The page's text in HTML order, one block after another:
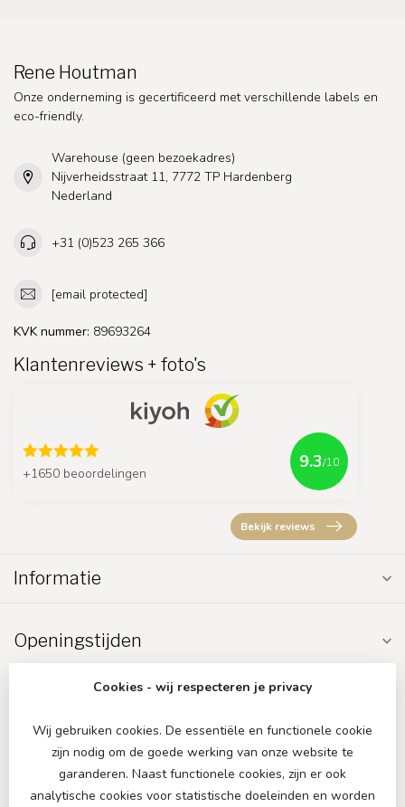
Rene Houtman
Onze onderneming is gecertificeerd met verschillende labels en
eco-friendly.
Warehouse (geen bezoekadres)
Nijverheidsstraat 11, 7772 TP Hardenberg
Nederland
+31 (0)523 265 366
[email protected]
KVK nummer: 89693264
Klantenreviews + foto's
+1650 beoordelingen
9.3/10
Bekijk reviews
Informatie
Openingstijden
Cookies - wij respecteren je privacy
Wij gebruiken cookies. De essentiële en functionele cookie
zijn nodig om de goede werking van onze website te
garanderen. Naast functionele cookies, zijn er ook
analytische cookies voor statistische doeleinden en worden